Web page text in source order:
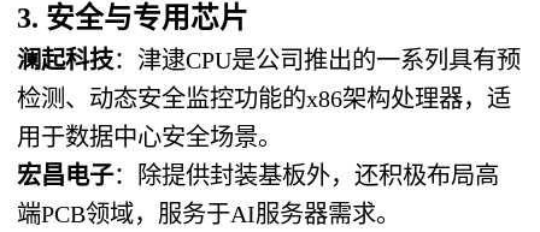
3. 安全与专用芯片
澜起科技：津逮CPU是公司推出的一系列具有预
检测、动态安全监控功能的x86架构处理器，适
用于数据中心安全场景。
宏昌电子：除提供封装基板外，还积极布局高
端PCB领域，服务于AI服务器需求。